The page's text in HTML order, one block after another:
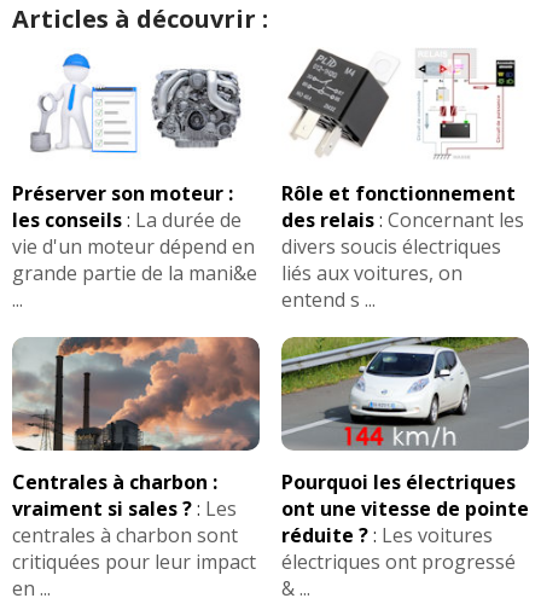
Articles à découvrir :
Préserver son moteur :
les conseils: La durée de
vie d'un moteur dépend en
grande partie de la mani&e
...
Rôle et fonctionnement
des relais: Concernant les
divers soucis électriques
liés aux voitures, on
entend s ...
Centrales à charbon :
vraiment si sales ?: Les
centrales à charbon sont
critiquées pour leur impact
en ...
Pourquoi les électriques
ont une vitesse de pointe
réduite ?: Les voitures
électriques ont progressé
& ...